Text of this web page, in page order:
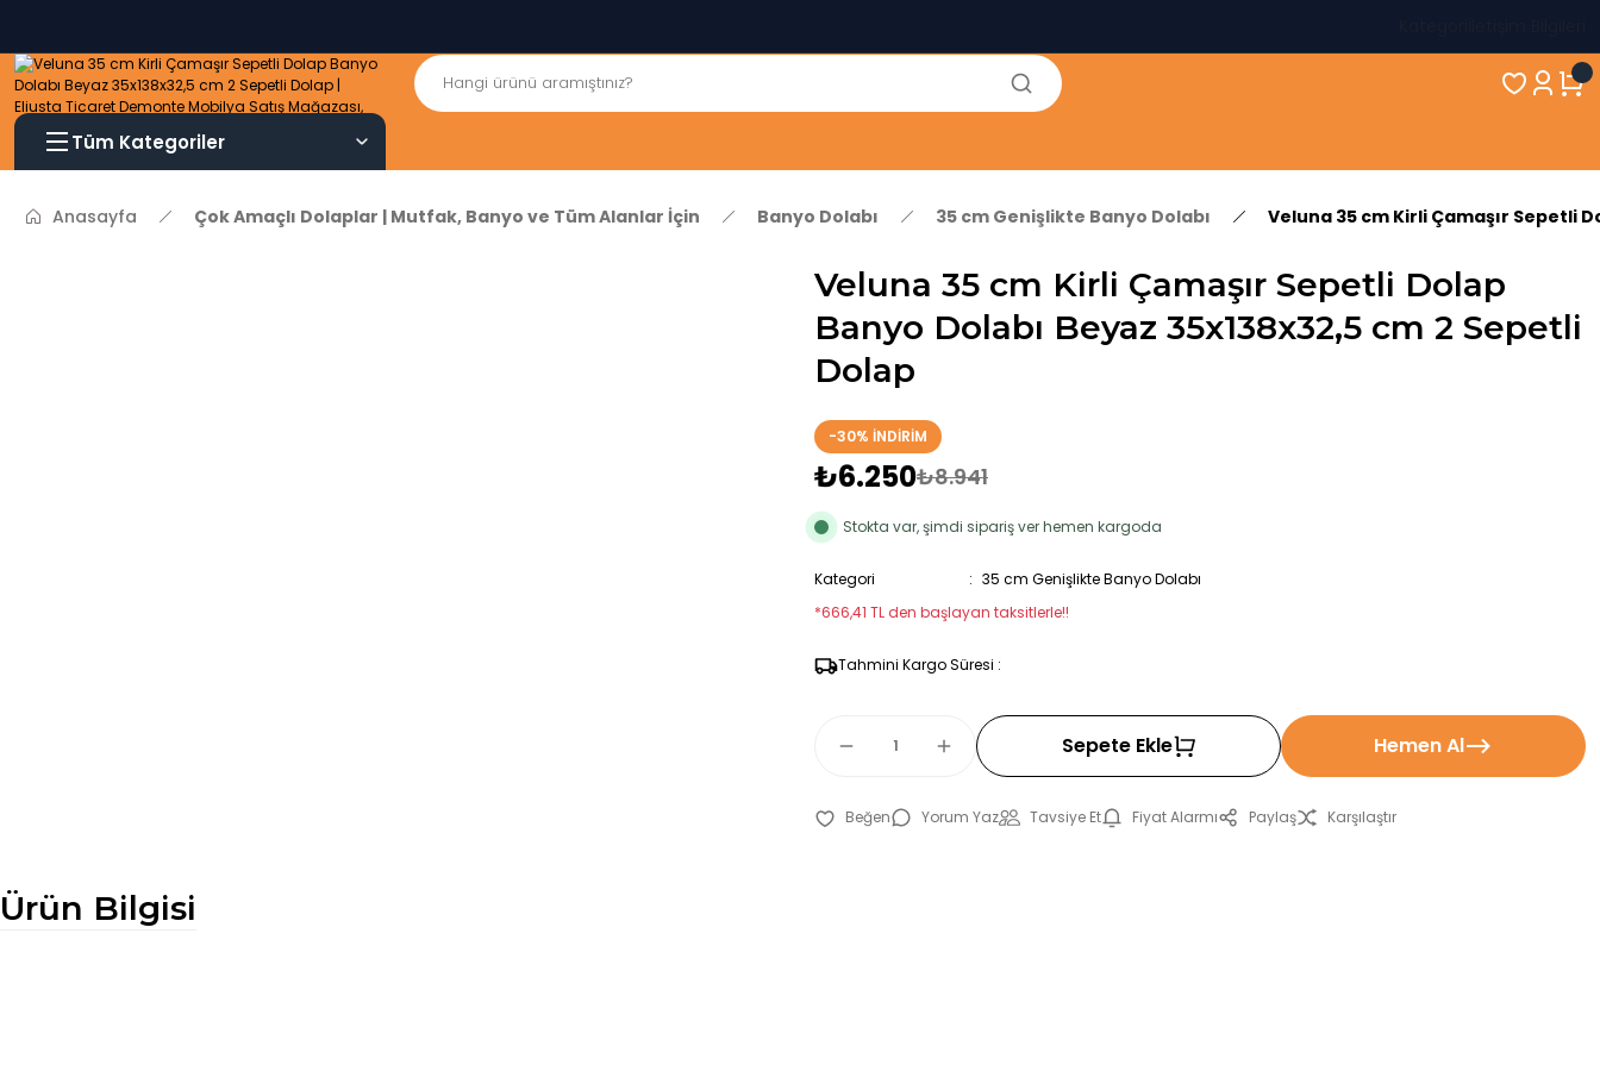
5'er cm Aralıklarla 35 cm'den 100 cm'e kadar Genişliğe Sahip
% 100 Mdf Tekerlekli Masa ile Uzun Ömürlü ve Kolay Kullanım
Kaliteli hizmet, güvenli alışveriş ve satış sonrası destek
Tüm Kategoriler
Anasayfa Çok Amaçlı Dolaplar | Mutfak, Banyo ve Tüm Alanlar İçin Banyo Dolabı 35 cm Genişlikte Banyo Dolabı Veluna 35 cm Kirli Çamaşır Sepetli
Veluna 35 cm Kirli Çamaşır Sepetli Dolap
Banyo Dolabı Beyaz 35x138x32,5 cm 2 Sepetli
Dolap
-30% İNDİRİM
₺6.250₺8.941
Stokta var, şimdi sipariş ver hemen kargoda
Kategori
35 cm Genişlikte Banyo Dolabı
*666,41 TL den başlayan taksitlerle!!
Tahmini Kargo Süresi :
Sepete Ekle Hemen Al
Yorum Yaz Tavsiye Et Fiyat Alarmı Paylaş Karşılaştır
Ürün Bilgisi